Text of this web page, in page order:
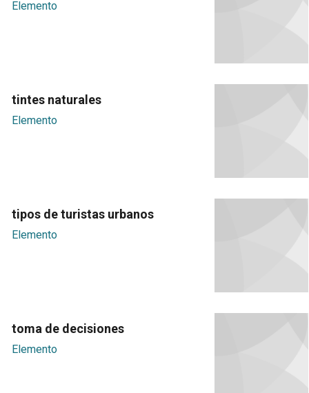
Elemento
tintes naturales
Elemento
tipos de turistas urbanos
Elemento
toma de decisiones
Elemento